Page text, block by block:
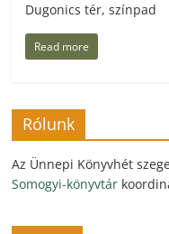
Dugonics tér, színpad
Read more
Rólunk
Az Ünnepi Könyvhét
Somogyi-könyvtár